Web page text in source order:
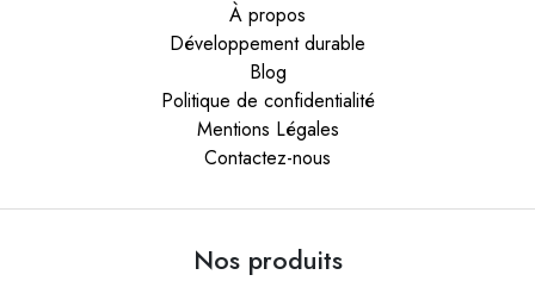
À propos
Développement durable
Blog
Politique de confidentialité
Mentions Légales
Contactez-nous
Nos produits